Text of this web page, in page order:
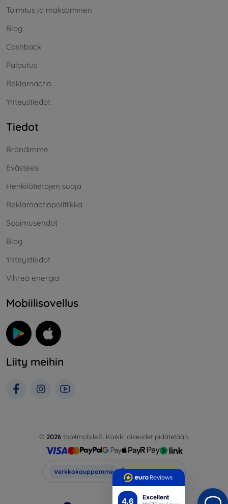
4.6 Excellent
Toimitus ja maksaminen
Blog
Cashback
Palautus
Reklamaatio
Yhteystiedot
Tiedot
Brändimme
Evästeesi
Henkilötietojen suoja
Reklamaatiopolitiikka
Sopimusehdot
Blog
Yhteystiedot
Vihreä energia
Mobiilisovellus
Liity meihin
© 2026top4mobile.fi. Kaikki oikeudet pidätetään.
Verkkokauppamme Top4Mobile.fi